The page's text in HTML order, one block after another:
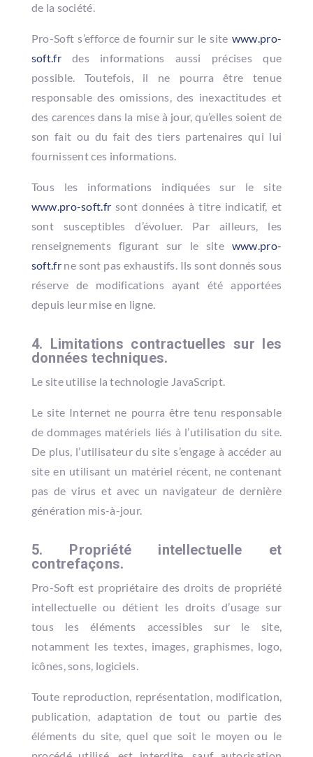
de la société.
Pro-Soft s’efforce de fournir sur le site www.pro-
soft.frdes informations aussi précises que
possible. Toutefois, il ne pourra être tenue
responsable des omissions, des inexactitudes et
des carences dans la mise à jour, qu’elles soient de
son fait ou du fait des tiers partenaires qui lui
fournissent ces informations.
Tous les informations indiquées sur le site
www.pro-soft.fr sont données à titre indicatif, et
sont susceptibles d’évoluer. Par ailleurs, les
renseignements figurant sur le site www.pro-
soft.frne sont pas exhaustifs. Ils sont donnés sous
réserve de modifications ayant été apportées
depuis leur mise en ligne.
4. Limitations contractuelles sur les
données techniques.
Le site utilise la technologie JavaScript.
Le site Internet ne pourra être tenu responsable
de dommages matériels liés à l’utilisation du site.
De plus, l’utilisateur du site s’engage à accéder au
site en utilisant un matériel récent, ne contenant
pas de virus et avec un navigateur de dernière
génération mis-à-jour.
5. Propriété intellectuelle et
contrefaçons.
Pro-Soft est propriétaire des droits de propriété
intellectuelle ou détient les droits d’usage sur
tous les éléments accessibles sur le site,
notamment les textes, images, graphismes, logo,
icônes, sons, logiciels.
Toute reproduction, représentation, modification,
publication, adaptation de tout ou partie des
éléments du site, quel que soit le moyen ou le